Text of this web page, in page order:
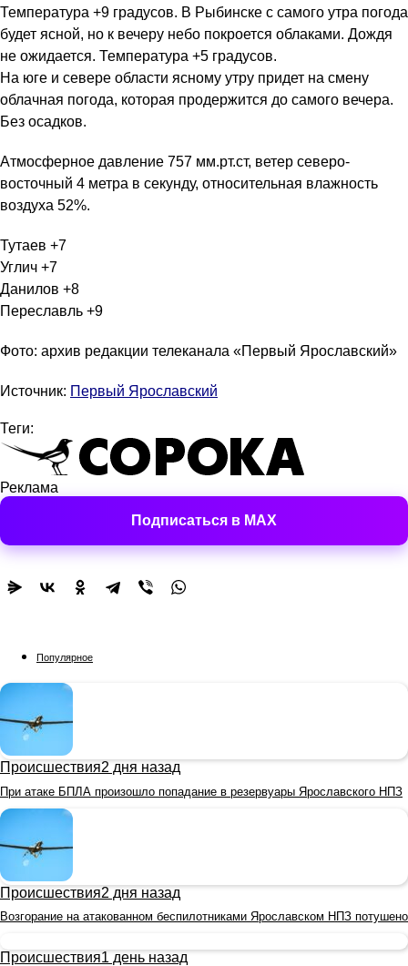
Температура +9 градусов. В Рыбинске с самого утра погода
будет ясной, но к вечеру небо покроется облаками. Дождя
не ожидается. Температура +5 градусов.
На юге и севере области ясному утру придет на смену
облачная погода, которая продержится до самого вечера.
Без осадков.
Атмосферное давление 757 мм.рт.ст, ветер северо-
восточный 4 метра в секунду, относительная влажность
воздуха 52%.
Тутаев +7
Углич +7
Данилов +8
Переславль +9
Фото: архив редакции телеканала «Первый Ярославский»
Источник: Первый Ярославский
Теги:
Реклама
Подписаться в MAX
Популярное
Происшествия2 дня назад
При атаке БПЛА произошло попадание в резервуары Ярославского НПЗ
Происшествия2 дня назад
Возгорание на атакованном беспилотниками Ярославском НПЗ потушено
Происшествия1 день назад